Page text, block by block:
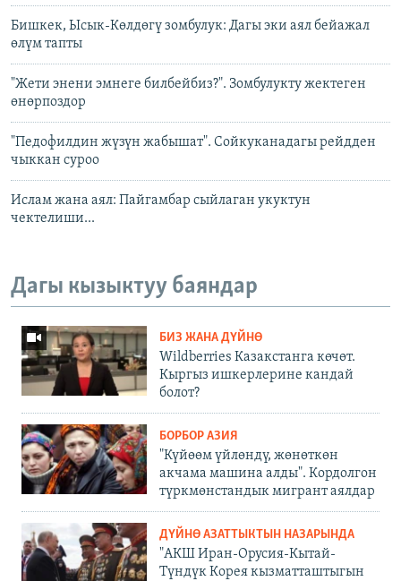
Бишкек, Ысык-Көлдөгү зомбулук: Дагы эки аял бейажал
өлүм тапты
"Жети энени эмнеге билбейбиз?". Зомбулукту жектеген
өнөрпоздор
"Педофилдин жүзүн жабышат". Сойкуканадагы рейдден
чыккан суроо
Ислам жана аял: Пайгамбар сыйлаган укуктун
чектелиши...
Дагы кызыктуу баяндар
БИЗ ЖАНА ДҮЙНӨ
Wildberries Казакстанга көчөт.
Кыргыз ишкерлерине кандай
болот?
БОРБОР АЗИЯ
"Күйөөм үйлөндү, жөнөткөн
акчама машина алды". Кордолгон
түркмөнстандык мигрант аялдар
ДҮЙНӨ АЗАТТЫКТЫН НАЗАРЫНДА
"АКШ Иран-Орусия-Кытай-
Түндүк Корея кызматташтыгын